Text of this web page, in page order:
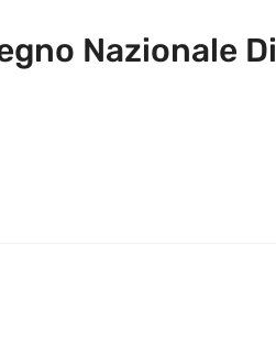
Nazionale Di